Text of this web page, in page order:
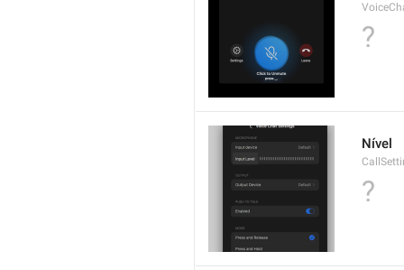
?
Nível
?